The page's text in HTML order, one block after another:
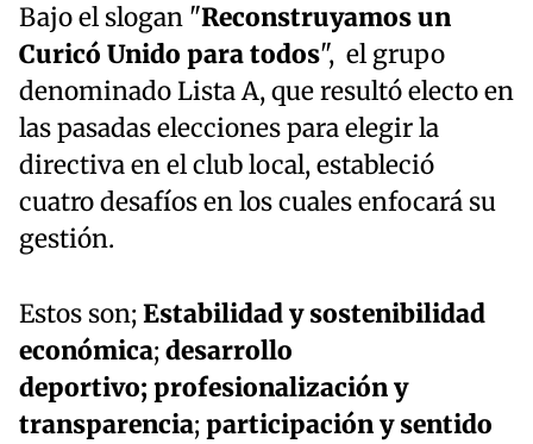
Bajo el slogan "Reconstruyamos un
Curicó Unido para todos", el grupo
denominado Lista A, que resultó electo en
las pasadas elecciones para elegir la
directiva en el club local, estableció
cuatro desafíos en los cuales enfocará su
gestión.
Estos son; Estabilidad y sostenibilidad
económica; desarrollo
deportivo; profesionalización y
transparencia; participación y sentido